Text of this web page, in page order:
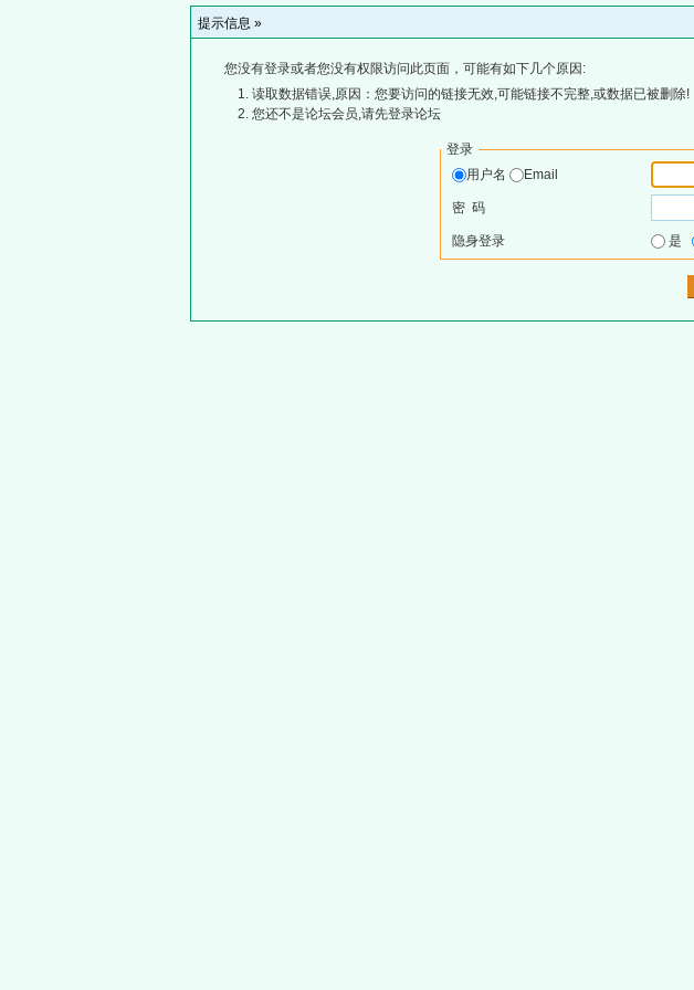
提示信息 »
您没有登录或者您没有权限访问此页面，可能有如下几个原因:
读取数据错误,原因：您要访问的链接无效,可能链接不完整,或数据已被删除!
您还不是论坛会员,请先登录论坛
登录
用户名
Email
密 码
隐身登录 是